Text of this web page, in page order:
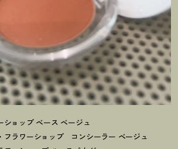
ショップ ベース ベージュ
フラワーショップ コンシーラー ベージュ